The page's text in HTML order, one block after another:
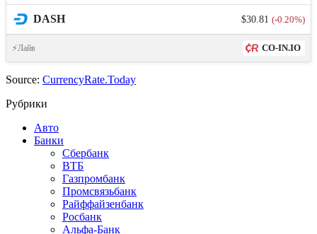
DASH $30.81 (-0.20%)
⚡Лайв CO-IN.IO
Source: CurrencyRate.Today
Рубрики
Авто
Банки
Сбербанк
ВТБ
Газпромбанк
Промсвязьбанк
Райффайзенбанк
Росбанк
Альфа-Банк